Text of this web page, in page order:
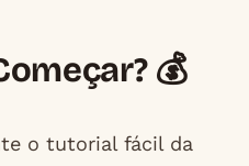
💰
o tutorial fácil da